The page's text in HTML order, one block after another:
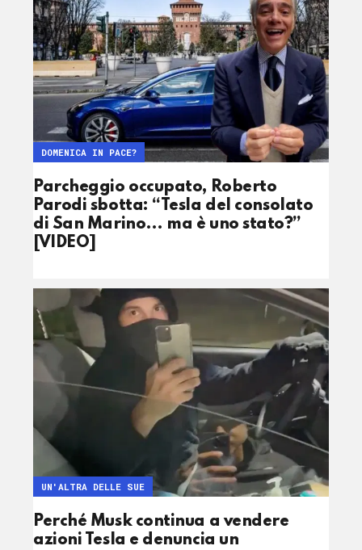
Parcheggio occupato, Roberto
Parodi sbotta: “Tesla del consolato
di San Marino… ma è uno stato?”
[VIDEO]
DOMENICA IN PACE?
Perché Musk continua a vendere
azioni Tesla e denuncia un
UN'ALTRA DELLE SUE